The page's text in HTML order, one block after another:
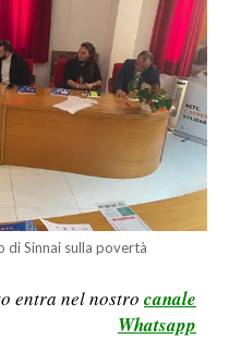
di Sinnai sulla povertà
entra nel nostro canale
Whatsapp